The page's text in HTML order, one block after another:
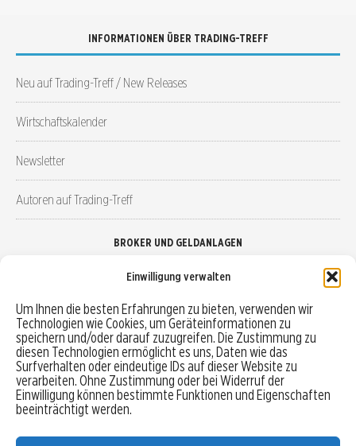
Einwilligung verwalten
Um Ihnen die besten Erfahrungen zu bieten, verwenden wir
Technologien wie Cookies, um Geräteinformationen zu
speichern und/oder darauf zuzugreifen. Die Zustimmung zu
diesen Technologien ermöglicht es uns, Daten wie das
Surfverhalten oder eindeutige IDs auf dieser Website zu
verarbeiten. Ohne Zustimmung oder bei Widerruf der
Einwilligung können bestimmte Funktionen und Eigenschaften
beeinträchtigt werden.
INFORMATIONEN ÜBER TRADING-TREFF
Neu auf Trading-Treff / New Releases
Wirtschaftskalender
Newsletter
Autoren auf Trading-Treff
BROKER UND GELDANLAGEN
Robo-Advisor vergleichen
Depotvergleich
Festgeld vergleichen